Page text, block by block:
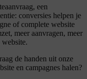
een
conversies helpen je
of complete website
meer aanvragen, meer
website.
de handen uit onze
en campagnes halen?